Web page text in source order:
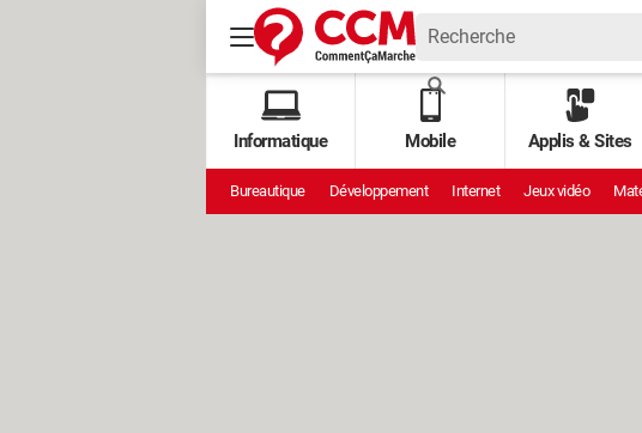
Informatique Mobile Applis & Sites
Bureautique Développement Internet Jeux vidéo